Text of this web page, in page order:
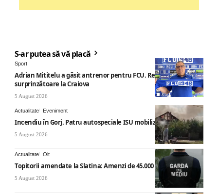
S-ar putea să vă placă
Sport
Adrian Mititelu a găsit antrenor pentru FCU. Revenire
surprinzătoare la Craiova
5 August 2026
Actualitate Eveniment
Incendiu în Gorj. Patru autospeciale ISU mobilizate
5 August 2026
Actualitate Olt
Topitorii amendate la Slatina: Amenzi de 45.000 de lei
5 August 2026